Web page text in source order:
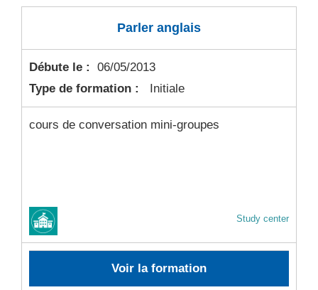
Parler anglais
Débute le :
06/05/2013
Type de formation :
Initiale
cours de conversation mini-groupes
Study center
Voir la formation